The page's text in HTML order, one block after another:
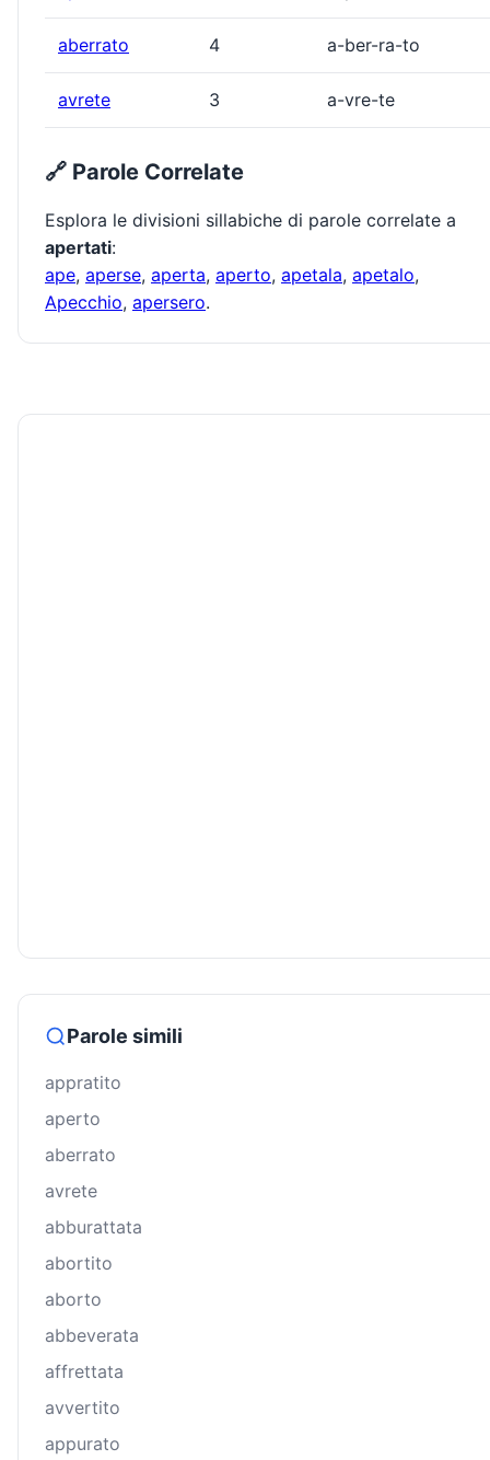
aberrato 4 a-ber-ra-to
avrete 3 a-vre-te
🔗 Parole Correlate
Esplora le divisioni sillabiche di parole correlate a
apertati:
ape, aperse, aperta, aperto, apetala, apetalo,
Apecchio, apersero.
Parole simili
appratito
aperto
aberrato
avrete
abburattata
abortito
aborto
abbeverata
affrettata
avvertito
appurato